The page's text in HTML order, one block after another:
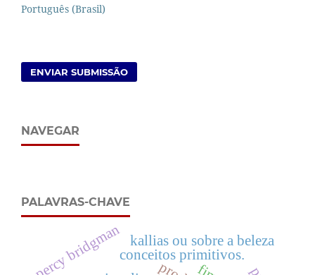
Português (Brasil)
ENVIAR SUBMISSÃO
NAVEGAR
PALAVRAS-CHAVE
conceitos primitivos.
percy bridgman kallias ou sobre a beleza